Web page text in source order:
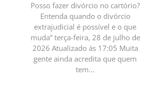
Posso fazer divórcio no cartório?
Entenda quando o divórcio
extrajudicial é possível e o que
muda” terça-feira, 28 de julho de
2026 Atualizado às 17:05 Muita
gente ainda acredita que quem
tem...